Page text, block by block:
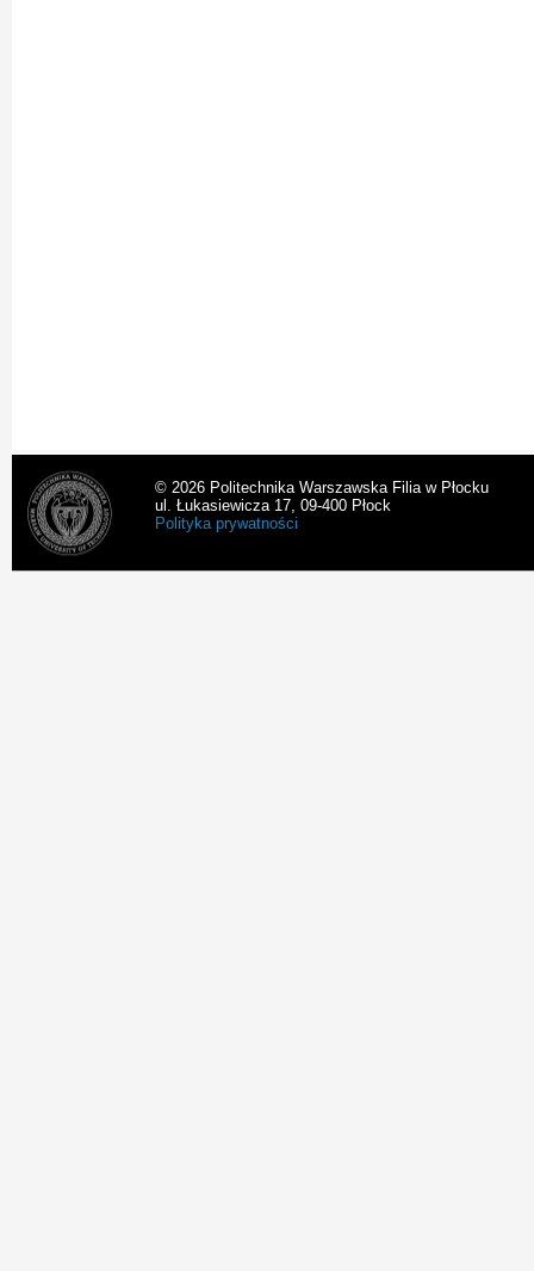
© 2026 Politechnika Warszawska Filia w Płocku
ul. Łukasiewicza 17, 09-400 Płock
Polityka prywatności